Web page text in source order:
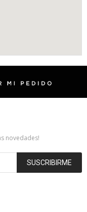
novedades!
SUSCRIBIRME